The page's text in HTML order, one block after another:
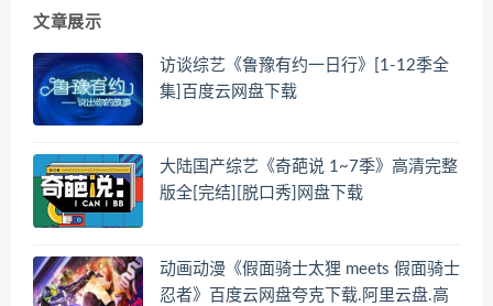
文章展示
访谈综艺《鲁豫有约一日行》[1-12季全
集]百度云网盘下载
大陆国产综艺《奇葩说 1~7季》高清完整
版全[完结][脱口秀]网盘下载
动画动漫《假面骑士太狸 meets 假面骑士
忍者》百度云网盘夸克下载.阿里云盘.高